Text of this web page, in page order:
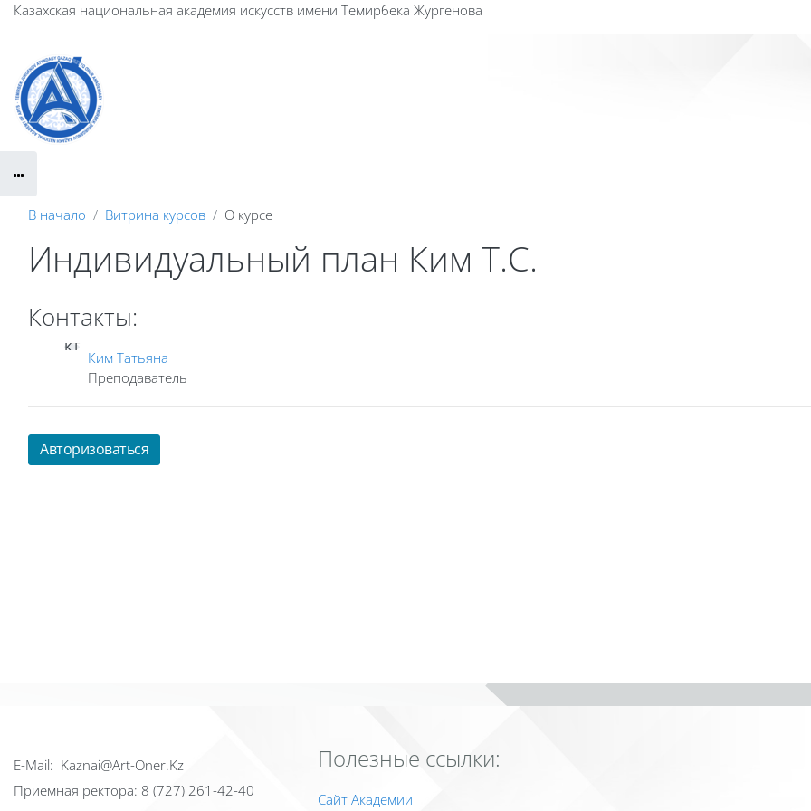
Перейти к основному содержанию
Казахская национальная академия искусств имени Темирбека Жургенова
В начало Витрина курсов О курсе
Индивидуальный план Ким Т.С.
Контакты:
КТ
Ким Татьяна
Преподаватель
Авторизоваться
Е-Mail: Kaznai@Art-Oner.Kz
Приемная ректора: 8 (727) 261-42-40
Полезные ссылки:
Сайт Академии